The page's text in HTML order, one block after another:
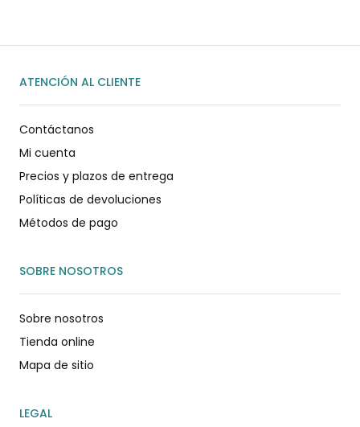
ATENCIÓN AL CLIENTE
Contáctanos
Mi cuenta
Precios y plazos de entrega
Políticas de devoluciones
Métodos de pago
SOBRE NOSOTROS
Sobre nosotros
Tienda online
Mapa de sitio
LEGAL